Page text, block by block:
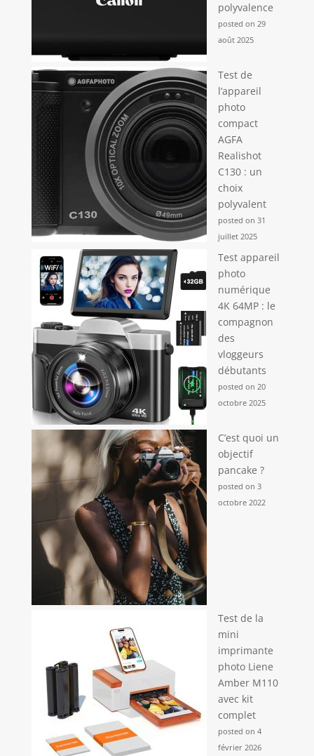
polyvalence
posted on 29
août 2025
Test de
l’appareil
photo
compact
AGFA
Realishot
C130 : un
choix
polyvalent
posted on 31
juillet 2025
Test appareil
photo
numérique
4K 64MP : le
compagnon
des
vloggeurs
débutants
posted on 20
octobre 2025
C’est quoi un
objectif
pancake ?
posted on 3
octobre 2022
Test de la
mini
imprimante
photo Liene
Amber M110
avec kit
complet
posted on 4
février 2026